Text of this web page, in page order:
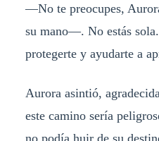
—No te preocupes,
su mano—. No estás
protegerte y ayudarte a
Aurora asintió,
este camino sería
no podía huir de su